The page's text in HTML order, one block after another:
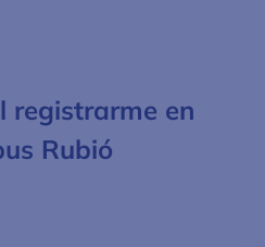
registrarme en
Rubió